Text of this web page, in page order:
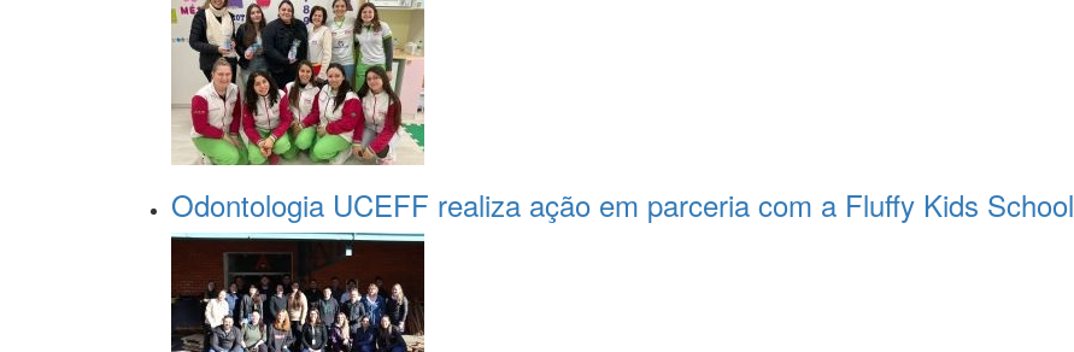
Odontologia UCEFF realiza ação em parceria com a Fluffy Kids School